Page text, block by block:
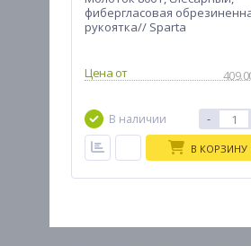
фибергласовая
рукоятка// Sparta
В наличии -
В КОРЗИНУ